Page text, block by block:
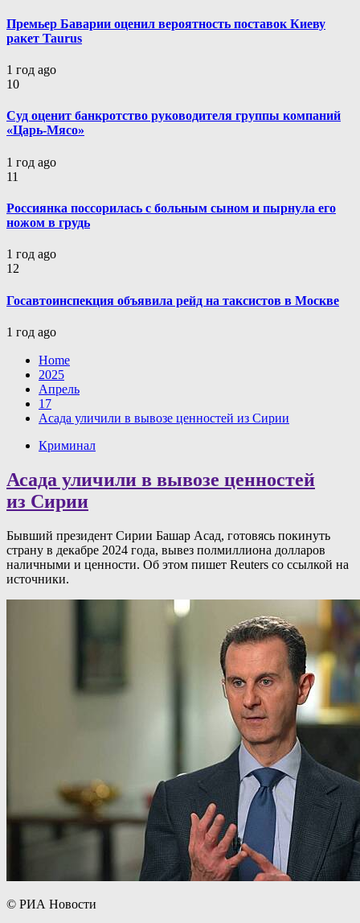
Премьер Баварии оценил вероятность поставок Киеву
ракет Taurus
1 год ago
10
Суд оценит банкротство руководителя группы компаний
«Царь-Мясо»
1 год ago
11
Россиянка поссорилась с больным сыном и пырнула его
ножом в грудь
1 год ago
12
Госавтоинспекция объявила рейд на таксистов в Москве
1 год ago
Home
2025
Апрель
17
Асада уличили в вывозе ценностей из Сирии
Криминал
Асада уличили в вывозе ценностей
из Сирии
Бывший президент Сирии Башар Асад, готовясь покинуть
страну в декабре 2024 года, вывез полмиллиона долларов
наличными и ценности. Об этом пишет Reuters со ссылкой на
источники.
© РИА Новости